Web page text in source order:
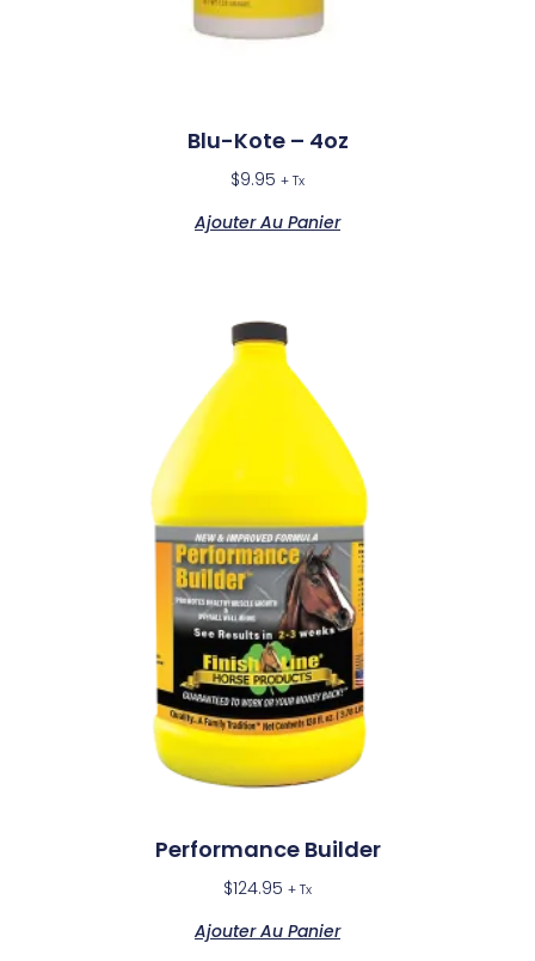
Blu-Kote – 4oz
$9.95 + Tx
Ajouter Au Panier
Performance Builder
$124.95 + Tx
Ajouter Au Panier